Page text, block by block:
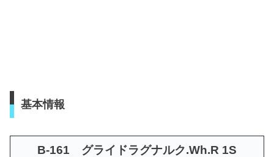
基本情報
B-161 グライドラグナルク.Wh.R 1S